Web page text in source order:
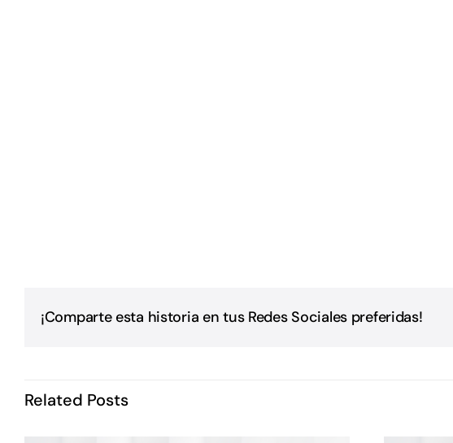
¡Comparte esta historia en tus Redes Sociales preferidas!
Related Posts